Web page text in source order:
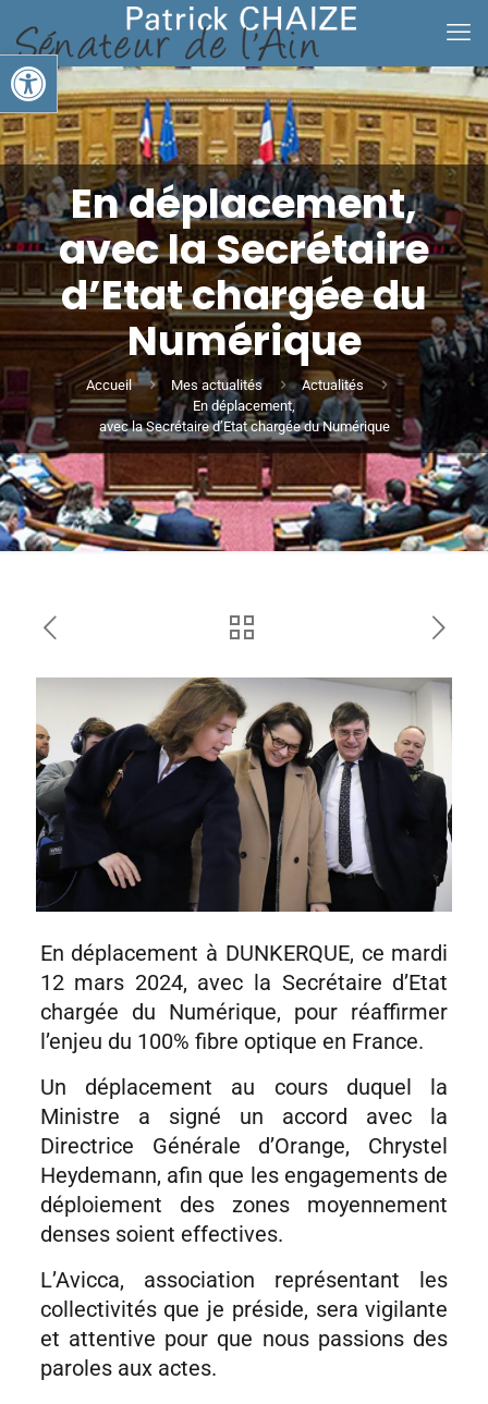
Ouvrir la barre d’outils
En déplacement,
avec la Secrétaire
d’Etat chargée du
Numérique
Accueil Mes actualités
Actualités
En déplacement,
avec la Secrétaire d’Etat chargée du Numérique
En déplacement à DUNKERQUE, ce mardi
12 mars 2024, avec la Secrétaire d’Etat
chargée du Numérique, pour réaffirmer
l’enjeu du 100% fibre optique en France.
Un déplacement au cours duquel la
Ministre a signé un accord avec la
Directrice Générale d’Orange, Chrystel
Heydemann, afin que les engagements de
déploiement des zones moyennement
denses soient effectives.
L’Avicca, association représentant les
collectivités que je préside, sera vigilante
et attentive pour que nous passions des
paroles aux actes.